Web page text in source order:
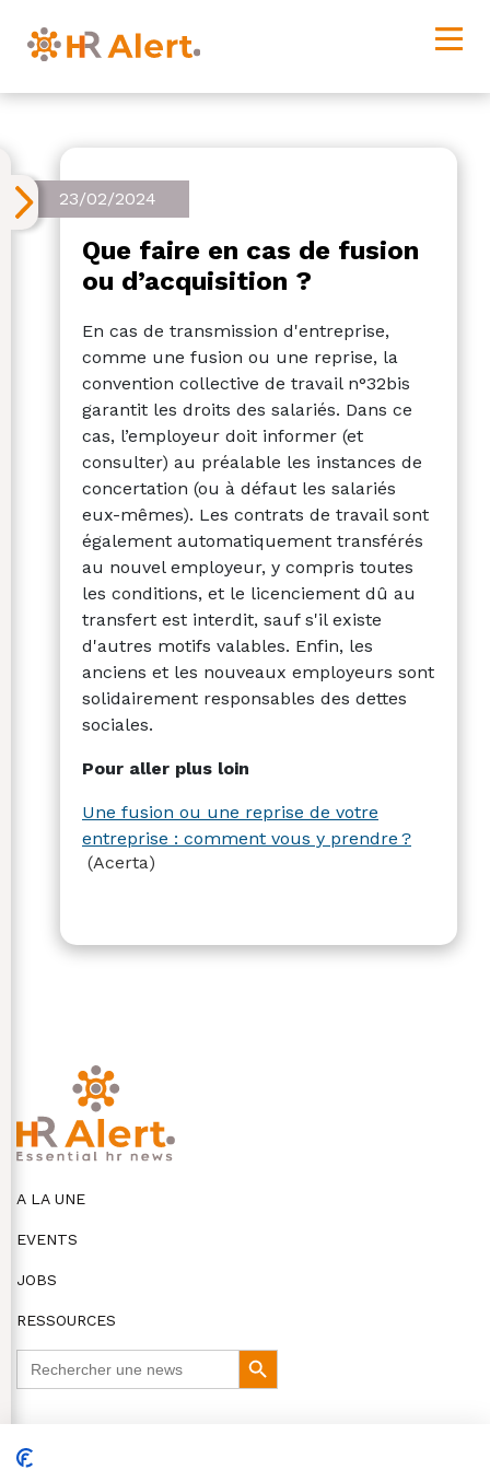
23/02/2024
Que faire en cas de fusion
ou d’acquisition ?
En cas de transmission d'entreprise,
comme une fusion ou une reprise, la
convention collective de travail n°32bis
garantit les droits des salariés. Dans ce
cas, l’employeur doit informer (et
consulter) au préalable les instances de
concertation (ou à défaut les salariés
eux-mêmes). Les contrats de travail sont
également automatiquement transférés
au nouvel employeur, y compris toutes
les conditions, et le licenciement dû au
transfert est interdit, sauf s'il existe
d'autres motifs valables. Enfin, les
anciens et les nouveaux employeurs sont
solidairement responsables des dettes
sociales.
Pour aller plus loin
Une fusion ou une reprise de votre
entreprise : comment vous y prendre ?
(Acerta)
A LA UNE
EVENTS
JOBS
RESSOURCES
Search
Button